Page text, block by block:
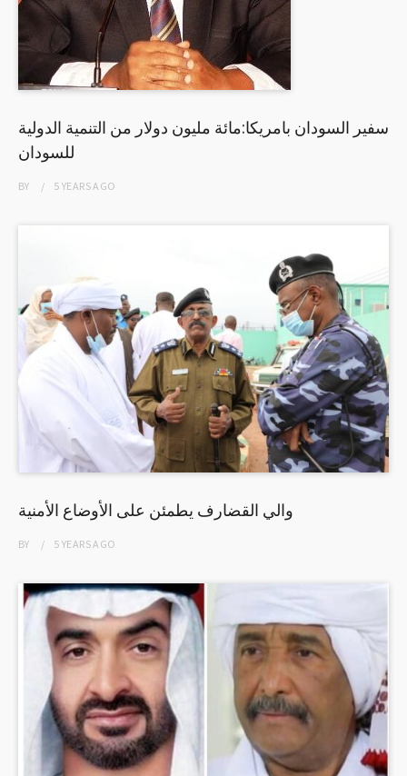
سفير السودان بامريكا:مائة مليون دولار من التنمية الدولية
للسودان
BY 5 YEARSAGO
والي القضارف يطمئن على الأوضاع الأمنية
BY 5 YEARSAGO